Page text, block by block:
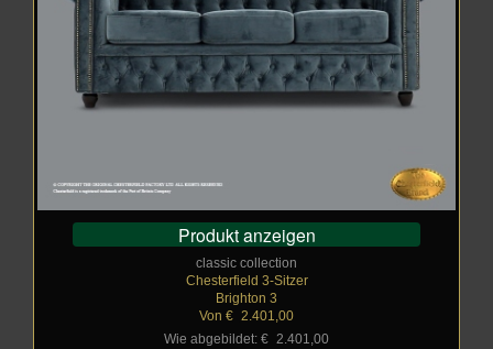
Produkt anzeigen
classic collection
Chesterfield 3-Sitzer
Brighton 3
Von € 2.401,00
Wie abgebildet: €
2.401,00